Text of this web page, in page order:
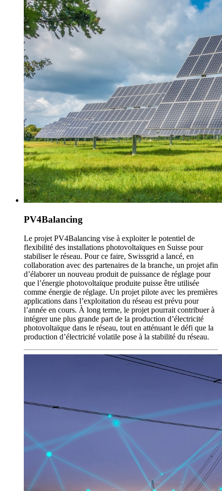
PV4Balancing
Le projet PV4Balancing vise à exploiter le potentiel de
flexibilité des installations photovoltaïques en Suisse pour
stabiliser le réseau. Pour ce faire, Swissgrid a lancé, en
collaboration avec des partenaires de la branche, un projet afin
d’élaborer un nouveau produit de puissance de réglage pour
que l’énergie photovoltaïque produite puisse être utilisée
comme énergie de réglage. Un projet pilote avec les premières
applications dans l’exploitation du réseau est prévu pour
l’année en cours. À long terme, le projet pourrait contribuer à
intégrer une plus grande part de la production d’électricité
photovoltaïque dans le réseau, tout en atténuant le défi que la
production d’électricité volatile pose à la stabilité du réseau.